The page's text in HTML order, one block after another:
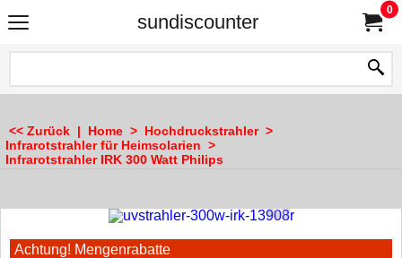
sundiscounter
0
<< Zurück | Home > Hochdruckstrahler>
Infrarotstrahler für Heimsolarien >
Infrarotstrahler IRK 300 Watt Philips
Achtung! Mengenrabatte